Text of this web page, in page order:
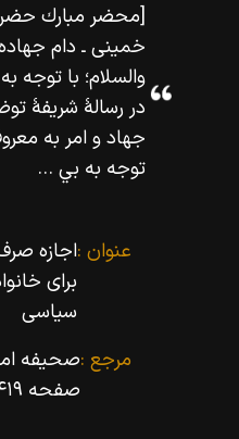
[محضر مبارك
خمينى ـ دام
والسلام؛ با توجه
در رسالۀ شريفۀ
جهاد و امر به
توجه به بي ...
عنوان :اجازه
براى
سیاسى
مرجع :صحیفه
صفحه ۴۱۹